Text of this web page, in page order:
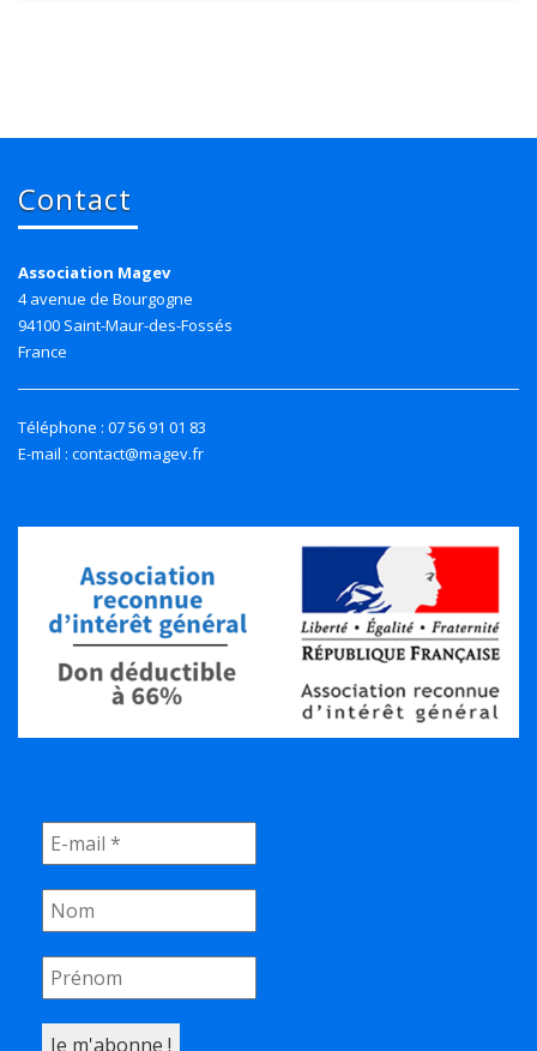
Contact
Association Magev
4 avenue de Bourgogne
94100 Saint-Maur-des-Fossés
France
Téléphone : 07 56 91 01 83
E-mail : contact@magev.fr